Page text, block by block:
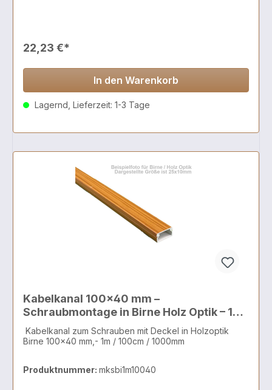
22,23 €*
In den Warenkorb
Lagernd, Lieferzeit: 1-3 Tage
Kabelkanal 100x40 mm –
Schraubmontage in Birne Holz Optik – 1
Meter
Kabelkanal zum Schrauben mit Deckel in Holzoptik
Birne 100x40 mm,- 1m / 100cm / 1000mm
Produktnummer: mksbi1m10040